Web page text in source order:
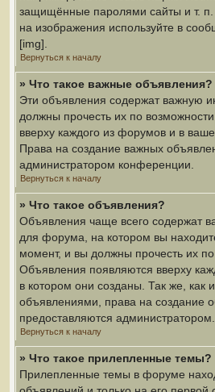
защищённые паролями сайты и т. п.
на изображения используйте в
[img].
Вернуться к началу
» Что такое важные объявления?
Эти объявления содержат важную
должны прочесть их по
вверху каждого из форумов и в
Права на создание важных
администратором конференции.
Вернуться к началу
» Что такое объявления?
Объявления чаще всего содержат
для форума, на котором вы
момент, и вы должны прочесть их по
Объявления появляются вверху
в котором они созданы. Так же, как
объявлениями, права на создание
предоставляются администратором.
Вернуться к началу
» Что такое прилепленные темы?
Прилепленные темы в форуме